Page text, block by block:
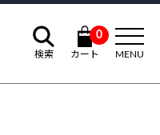
検索
0
カート MENU